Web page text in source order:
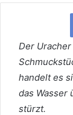
Der
handelt es
das Wasser
stürzt.